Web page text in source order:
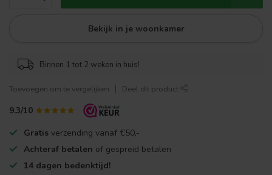
Bekijk in je woonkamer
Binnen 1 tot 2 weken in huis!
Toevoegen om te vergelijken Deel dit product
9.3/10
Gratis verzending vanaf €50,-
Achteraf betalen of gespreid betalen
14 dagen bedenktijd!